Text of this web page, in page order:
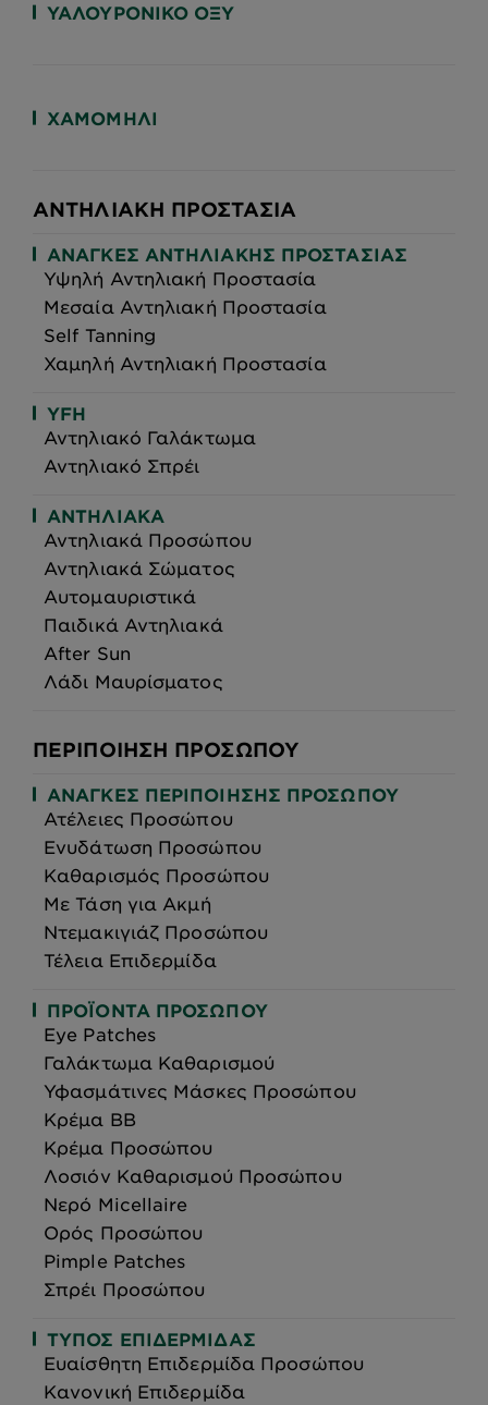
ΥΑΛΟΥΡΟΝΙΚΌ ΟΞΎ
ΧΑΜΟΜΉΛΙ
ΑΝΤΗΛΙΑΚΉ ΠΡΟΣΤΑΣΊΑ
ΑΝΆΓΚΕΣ ΑΝΤΗΛΙΑΚΉΣ ΠΡΟΣΤΑΣΊΑΣ
Υψηλή Αντηλιακή Προστασία
Μεσαία Αντηλιακή Προστασία
Self Tanning
Χαμηλή Αντηλιακή Προστασία
YFH
Αντηλιακό Γαλάκτωμα
Αντηλιακό Σπρέι
ΑΝΤΗΛΙΑΚΆ
Αντηλιακά Προσώπου
Αντηλιακά Σώματος
Αυτομαυριστικά
Παιδικά Αντηλιακά
After Sun
Λάδι Μαυρίσματος
ΠΕΡΙΠΟΊΗΣΗ ΠΡΟΣΏΠΟΥ
ΑΝΆΓΚΕΣ ΠΕΡΙΠΟΊΗΣΗΣ ΠΡΟΣΏΠΟΥ
Ατέλειες Προσώπου
Ενυδάτωση Προσώπου
Καθαρισμός Προσώπου
Με Τάση για Ακμή
Ντεμακιγιάζ Προσώπου
Τέλεια Επιδερμίδα
ΠΡΟΪΌΝΤΑ ΠΡΟΣΏΠΟΥ
Eye Patches
Γαλάκτωμα Καθαρισμού
Υφασμάτινες Μάσκες Προσώπου
Κρέμα BB
Κρέμα Προσώπου
Λοσιόν Καθαρισμού Προσώπου
Νερό Micellaire
Ορός Προσώπου
Pimple Patches
Σπρέι Προσώπου
ΤΎΠΟΣ ΕΠΙΔΕΡΜΊΔΑΣ
Ευαίσθητη Επιδερμίδα Προσώπου
Κανονική Επιδερμίδα